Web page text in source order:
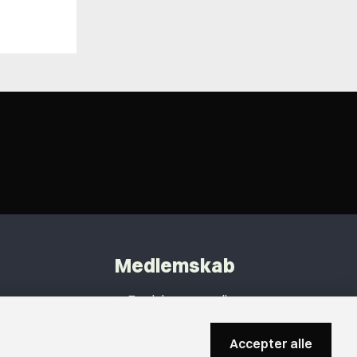
Medlemskab
Fordele som medlem
Forstå dit medlemskab
Accepter alle